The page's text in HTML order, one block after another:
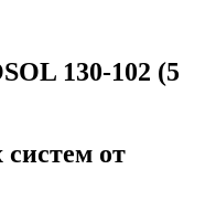
130-102 (5
от